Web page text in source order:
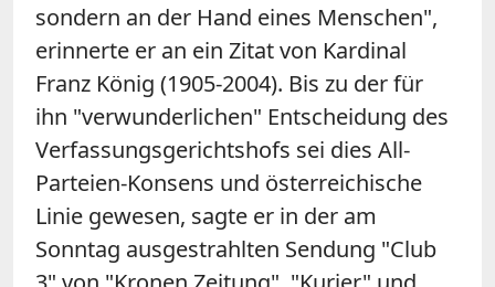
sondern an der Hand eines Menschen",
erinnerte er an ein Zitat von Kardinal
Franz König (1905-2004). Bis zu der für
ihn "verwunderlichen" Entscheidung des
Verfassungsgerichtshofs sei dies All-
Parteien-Konsens und österreichische
Linie gewesen, sagte er in der am
Sonntag ausgestrahlten Sendung "Club